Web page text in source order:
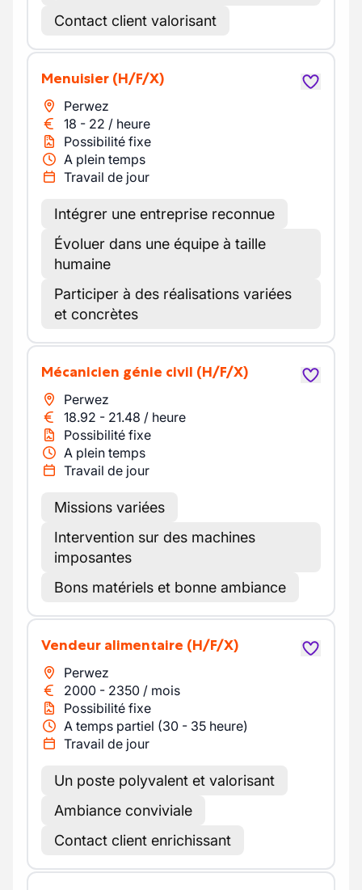
Contact client valorisant
Menuisier (H/F/X)
Perwez
18 - 22 / heure
Possibilité fixe
A plein temps
Travail de jour
Intégrer une entreprise reconnue
Évoluer dans une équipe à taille
humaine
Participer à des réalisations variées
et concrètes
Mécanicien génie civil (H/F/X)
Perwez
18.92 - 21.48 / heure
Possibilité fixe
A plein temps
Travail de jour
Missions variées
Intervention sur des machines
imposantes
Bons matériels et bonne ambiance
Vendeur alimentaire (H/F/X)
Perwez
2000 - 2350 / mois
Possibilité fixe
A temps partiel (30 - 35 heure)
Travail de jour
Un poste polyvalent et valorisant
Ambiance conviviale
Contact client enrichissant